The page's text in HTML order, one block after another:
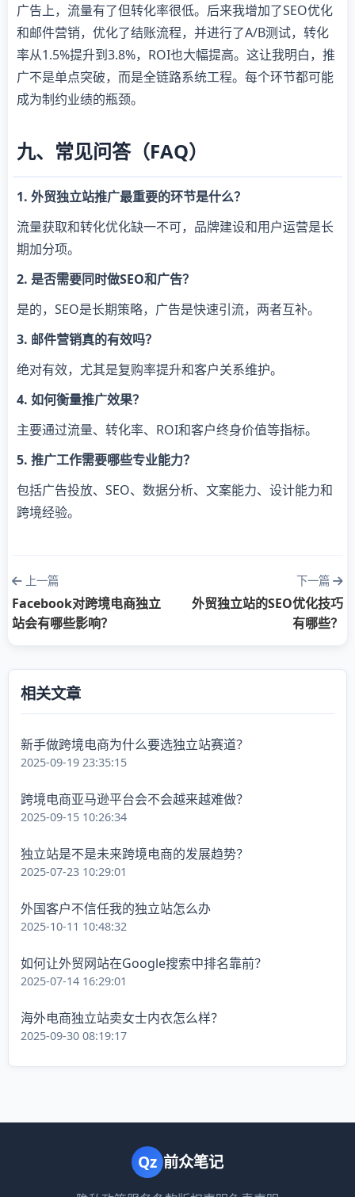
广告上，流量有了但转化率很低。后来我增加了SEO优化
和邮件营销，优化了结账流程，并进行了A/B测试，转化
率从1.5%提升到3.8%，ROI也大幅提高。这让我明白，推
广不是单点突破，而是全链路系统工程。每个环节都可能
成为制约业绩的瓶颈。
九、常见问答（FAQ）
1. 外贸独立站推广最重要的环节是什么？
流量获取和转化优化缺一不可，品牌建设和用户运营是长
期加分项。
2. 是否需要同时做SEO和广告？
是的，SEO是长期策略，广告是快速引流，两者互补。
3. 邮件营销真的有效吗？
绝对有效，尤其是复购率提升和客户关系维护。
4. 如何衡量推广效果？
主要通过流量、转化率、ROI和客户终身价值等指标。
5. 推广工作需要哪些专业能力？
包括广告投放、SEO、数据分析、文案能力、设计能力和
跨境经验。
上一篇
Facebook对跨境电商独立
站会有哪些影响？
下一篇
外贸独立站的SEO优化技巧
有哪些？
相关文章
新手做跨境电商为什么要选独立站赛道？
2025-09-19 23:35:15
跨境电商亚马逊平台会不会越来越难做？
2025-09-15 10:26:34
独立站是不是未来跨境电商的发展趋势？
2025-07-23 10:29:01
外国客户不信任我的独立站怎么办
2025-10-11 10:48:32
如何让外贸网站在Google搜索中排名靠前？
2025-07-14 16:29:01
海外电商独立站卖女士内衣怎么样？
2025-09-30 08:19:17
Qz 前众笔记